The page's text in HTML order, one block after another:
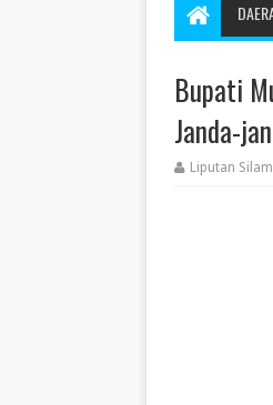
Bupati
Janda-
Liputan